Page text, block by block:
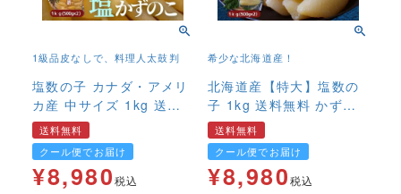
1級品皮なしで、料理人太鼓判
塩数の子 カナダ・アメリ
カ産 中サイズ 1kg 送料
無料 本ちゃん かずの
こ カズノコ
送料無料
クール便でお届け
¥8,980税込
希少な北海道産！
北海道産【特大】塩数の
子 1kg 送料無料 かずの
こ カズノコ 希少 国
産 やまに
送料無料
クール便でお届け
¥8,980税込